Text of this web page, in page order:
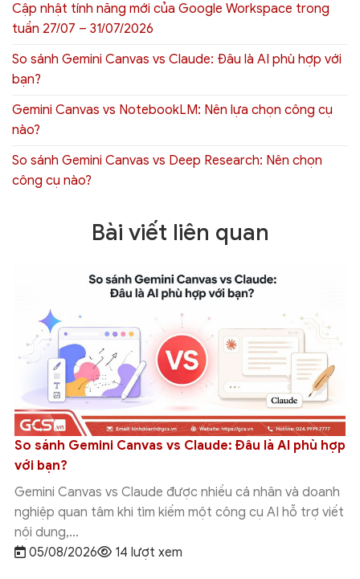
Cập nhật tính năng mới của Google Workspace trong
tuần 27/07 – 31/07/2026
So sánh Gemini Canvas vs Claude: Đâu là AI phù hợp với
bạn?
Gemini Canvas vs NotebookLM: Nên lựa chọn công cụ
nào?
So sánh Gemini Canvas vs Deep Research: Nên chọn
công cụ nào?
Bài viết liên quan
So sánh Gemini Canvas vs Claude: Đâu là AI phù hợp
với bạn?
Gemini Canvas vs Claude được nhiều cá nhân và doanh
nghiệp quan tâm khi tìm kiếm một công cụ AI hỗ trợ viết
nội dung,...
05/08/2026
14 lượt xem